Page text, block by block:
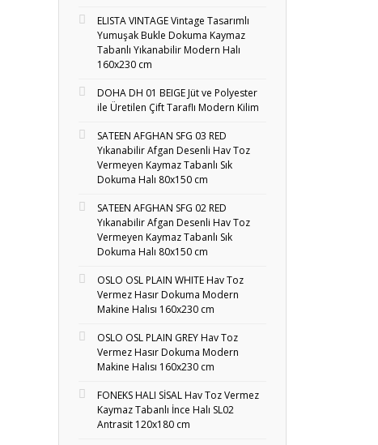
ELISTA VINTAGE Vintage Tasarımlı
Yumuşak Bukle Dokuma Kaymaz
Tabanlı Yıkanabilir Modern Halı
160x230 cm
DOHA DH 01 BEIGE Jüt ve Polyester
ile Üretilen Çift Taraflı Modern Kilim
SATEEN AFGHAN SFG 03 RED
Yıkanabilir Afgan Desenli Hav Toz
Vermeyen Kaymaz Tabanlı Sık
Dokuma Halı 80x150 cm
SATEEN AFGHAN SFG 02 RED
Yıkanabilir Afgan Desenli Hav Toz
Vermeyen Kaymaz Tabanlı Sık
Dokuma Halı 80x150 cm
OSLO OSL PLAIN WHITE Hav Toz
Vermez Hasır Dokuma Modern
Makine Halısı 160x230 cm
OSLO OSL PLAIN GREY Hav Toz
Vermez Hasır Dokuma Modern
Makine Halısı 160x230 cm
FONEKS HALI SİSAL Hav Toz Vermez
Kaymaz Tabanlı İnce Halı SL02
Antrasit 120x180 cm